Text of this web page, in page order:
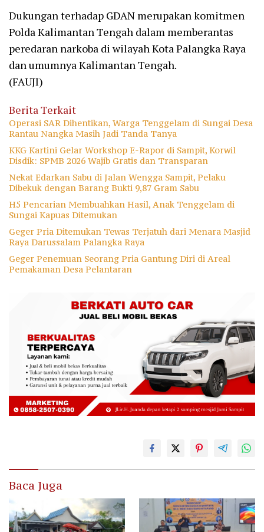
Dukungan terhadap GDAN merupakan komitmen
Polda Kalimantan Tengah dalam memberantas
peredaran narkoba di wilayah Kota Palangka Raya
dan umumnya Kalimantan Tengah.
(FAUJI)
Berita Terkait
Operasi SAR Dihentikan, Warga Tenggelam di Sungai Desa
Rantau Nangka Masih Jadi Tanda Tanya
KKG Kartini Gelar Workshop E-Rapor di Sampit, Korwil
Disdik: SPMB 2026 Wajib Gratis dan Transparan
Nekat Edarkan Sabu di Jalan Wengga Sampit, Pelaku
Dibekuk dengan Barang Bukti 9,87 Gram Sabu
H5 Pencarian Membuahkan Hasil, Anak Tenggelam di
Sungai Kapuas Ditemukan
Geger Pria Ditemukan Tewas Terjatuh dari Menara Masjid
Raya Darussalam Palangka Raya
Geger Penemuan Seorang Pria Gantung Diri di Areal
Pemakaman Desa Pelantaran
Baca Juga